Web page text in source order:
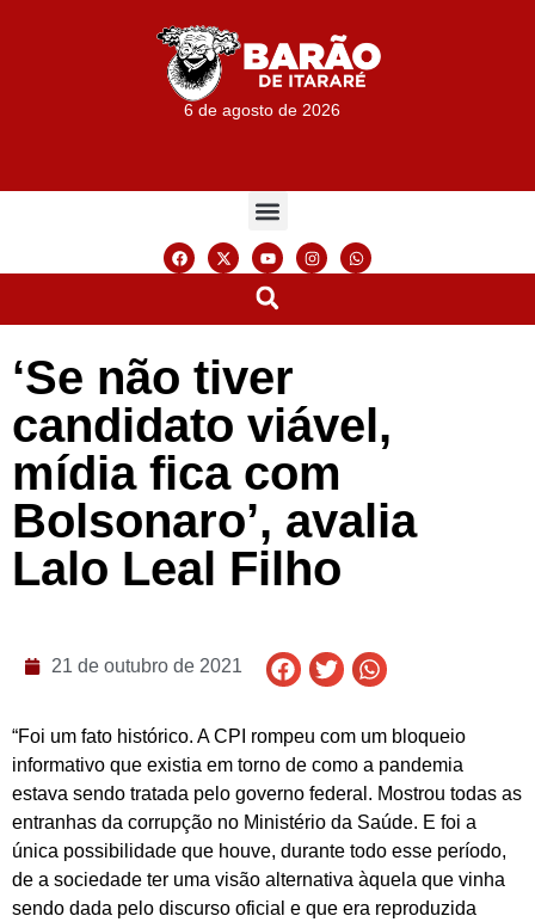
6 de agosto de 2026
‘Se não tiver
candidato viável,
mídia fica com
Bolsonaro’, avalia
Lalo Leal Filho
21 de outubro de 2021
“Foi um fato histórico. A CPI rompeu com um bloqueio
informativo que existia em torno de como a pandemia
estava sendo tratada pelo governo federal. Mostrou todas as
entranhas da corrupção no Ministério da Saúde. E foi a
única possibilidade que houve, durante todo esse período,
de a sociedade ter uma visão alternativa àquela que vinha
sendo dada pelo discurso oficial e que era reproduzida